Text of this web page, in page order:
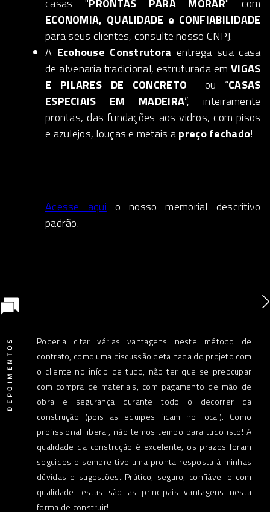
casas "PRONTAS PARA MORAR" com
ECONOMIA, QUALIDADE e CONFIABILIDADE
para seus clientes, consulte nosso CNPJ.
A Ecohouse Construtora entrega sua casa
de alvenaria tradicional, estruturada emVIGAS
E PILARES DE CONCRETO ou “CASAS
ESPECIAIS EM MADEIRA”, inteiramente
prontas, das fundações aos vidros, com pisos
e azulejos, louças e metais apreço fechado!
Acesse aqui o nosso memorial descritivo
padrão.
muito
, A
o que
a
da
Poderia citar várias vantagens neste método de
contrato, como uma discussão detalhada do projeto com
o cliente no início de tudo, não ter que se preocupar
com compra de materiais, com pagamento de mão de
obra e segurança durante todo o decorrer da
construção (pois as equipes ficam no local). Como
profissional liberal, não temos tempo para tudo isto! A
qualidade da construção é excelente, os prazos foram
seguidos e sempre tive uma pronta resposta à minhas
dúvidas e sugestões. Prático, seguro, confiável e com
qualidade: estas são as principais vantagens nesta
forma de construir!